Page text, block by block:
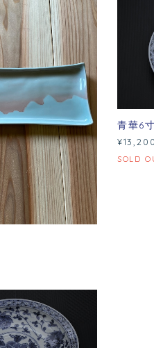
青華6
¥13,200
SOLD